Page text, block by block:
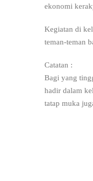
ekonomi
Kegiatan di
teman-teman
Catatan :
Bagi yang
hadir dalam
tatap muka